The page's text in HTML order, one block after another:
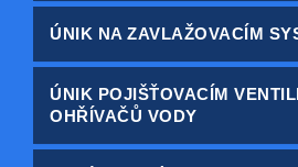
ÚNIK NA ZAVLAŽOVACÍM
ÚNIK POJIŠŤOVACÍM
OHŘÍVAČŮ VODY